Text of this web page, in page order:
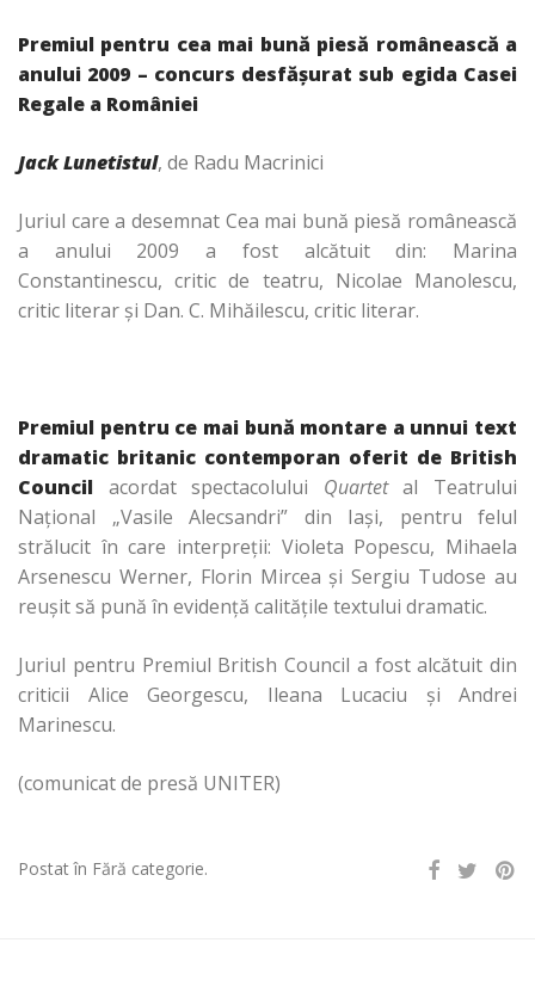
Premiul pentru cea mai bună piesă românească a
anului 2009 – concurs desfăşurat sub egida Casei
Regale a României
Jack Lunetistul, de Radu Macrinici
Juriul care a desemnat Cea mai bună piesă românească
a anului 2009 a fost alcătuit din: Marina
Constantinescu, critic de teatru, Nicolae Manolescu,
critic literar şi Dan. C. Mihăilescu, critic literar.
Premiul pentru ce mai bună montare a unnui text
dramatic britanic contemporan oferit de British
Council acordat spectacolului Quartetal Teatrului
Naţional „Vasile Alecsandri” din Iaşi, pentru felul
strălucit în care interpreţii: Violeta Popescu, Mihaela
Arsenescu Werner, Florin Mircea şi Sergiu Tudose au
reuşit să pună în evidenţă calităţile textului dramatic.
Juriul pentru Premiul British Council a fost alcătuit din
criticii Alice Georgescu, Ileana Lucaciu şi Andrei
Marinescu.
(comunicat de presă UNITER)
Postat în Fără categorie.